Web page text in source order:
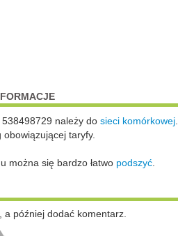
należy do sieci komórkowej.
obowiązującej taryfy.
można się bardzo łatwo podszyć.
a później dodać komentarz.